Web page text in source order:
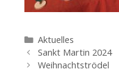
Kategorien
Aktuelles
Sankt Martin 2024
Weihnachtströdel